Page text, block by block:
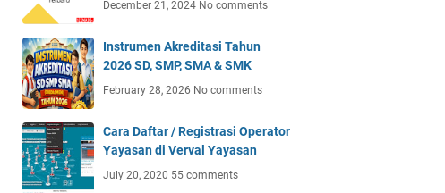
December 21, 2024 No comments
Instrumen Akreditasi Tahun
2026 SD, SMP, SMA & SMK
February 28, 2026 No comments
Cara Daftar / Registrasi Operator
Yayasan di Verval Yayasan
July 20, 2020 55 comments